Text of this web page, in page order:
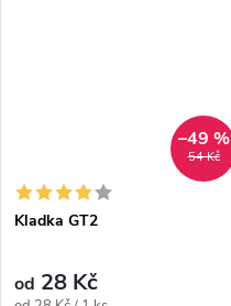
54 Kč
–49 %
Kladka GT2
od 28 Kč